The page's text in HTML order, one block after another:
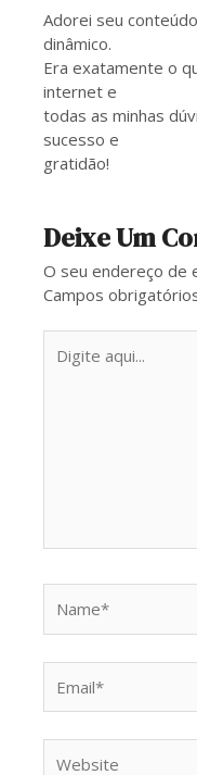
Adorei seu
dinâmico.
Era exatamente o
internet e
todas as minhas
sucesso e
gratidão!
Deixe Um
O seu endereço de
Campos
aqui...